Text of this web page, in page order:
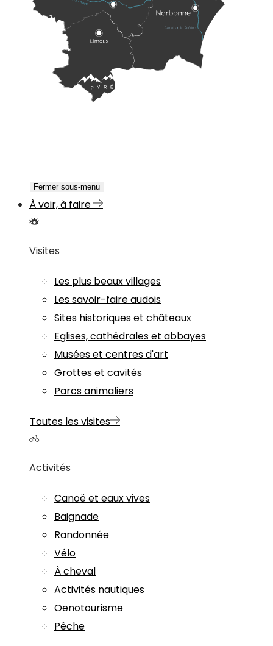
Fermer sous-menu
À voir, à faire
Visites
Les plus beaux villages
Les savoir-faire audois
Sites historiques et châteaux
Eglises, cathédrales et abbayes
Musées et centres d'art
Grottes et cavités
Parcs animaliers
Toutes les visites
Activités
Canoë et eaux vives
Baignade
Randonnée
Vélo
À cheval
Activités nautiques
Oenotourisme
Pêche